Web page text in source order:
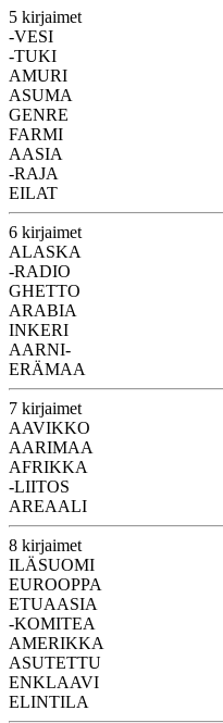
5 kirjaimet
-VESI
-TUKI
AMURI
ASUMA
GENRE
FARMI
AASIA
-RAJA
EILAT
6 kirjaimet
ALASKA
-RADIO
GHETTO
ARABIA
INKERI
AARNI-
ERÄMAA
7 kirjaimet
AAVIKKO
AARIMAA
AFRIKKA
-LIITOS
AREAALI
8 kirjaimet
ILÄSUOMI
EUROOPPA
ETUAASIA
-KOMITEA
AMERIKKA
ASUTETTU
ENKLAAVI
ELINTILA